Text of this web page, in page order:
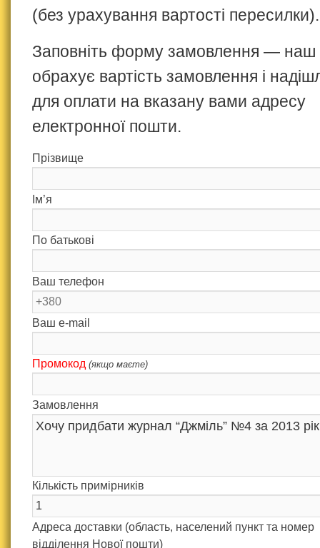
(без урахування вартості пересилки).
Заповніть форму замовлення —
обрахує вартість замовлення і
для оплати на вказану вами адресу
електронної пошти.
Прізвище
Ім’я
По батькові
Ваш телефон
Ваш e-mail
Промокод (якщо маєте)
Замовлення
Кількість примірників
Адреса доставки (область, населений пункт та номер
відділення Нової пошти)